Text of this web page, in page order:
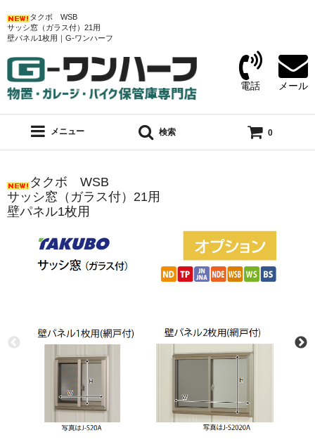
タクボ WSB
サッシ窓（ガラス付）21用
壁パネル1枚用｜G-ワンハーフ
電話 メール
メニュー 検索 0
タクボ WSB
サッシ窓（ガラス付）21用
壁パネル1枚用